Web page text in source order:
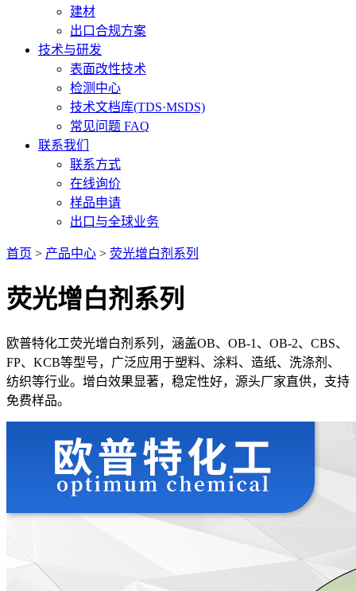
建材
出口合规方案
技术与研发
表面改性技术
检测中心
技术文档库(TDS·MSDS)
常见问题 FAQ
联系我们
联系方式
在线询价
样品申请
出口与全球业务
首页 > 产品中心 > 荧光增白剂系列
荧光增白剂系列
欧普特化工荧光增白剂系列，涵盖OB、OB-1、OB-2、CBS、
FP、KCB等型号，广泛应用于塑料、涂料、造纸、洗涤剂、
纺织等行业。增白效果显著，稳定性好，源头厂家直供，支持
免费样品。